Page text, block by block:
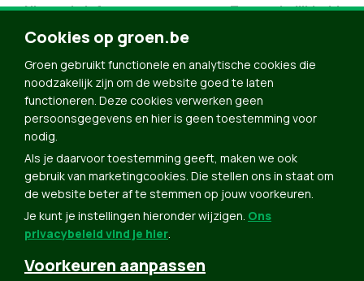
Nieuwsbrief
Doe Mee
Contact
Groen in je buurt
Meldpunt
Toegankelijkheid
Word lid
Agenda
Bekijk kalender
Verleng je lidmaatschap
Programma oktober 2024
Programma juni 2024
Cookies op groen.be
Groen gebruikt functionele en analytische cookies die
noodzakelijk zijn om de website goed te laten
functioneren. Deze cookies verwerken geen
persoonsgegevens en hier is geen toestemming voor
nodig.
Als je daarvoor toestemming geeft, maken we ook
gebruik van marketingcookies. Die stellen ons in staat om
de website beter af te stemmen op jouw voorkeuren.
Je kunt je instellingen hieronder wijzigen. Ons
privacybeleid vind je hier.
Voorkeuren aanpassen